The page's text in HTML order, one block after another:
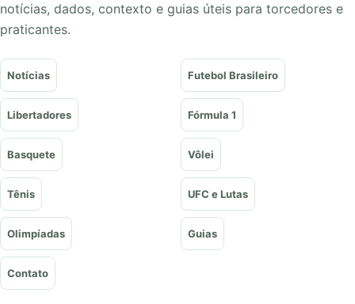
notícias, dados, contexto e guias úteis para torcedores e
praticantes.
Notícias Futebol Brasileiro
Libertadores Fórmula 1
Basquete Vôlei
Tênis UFC e Lutas
Olimpíadas Guias
Contato